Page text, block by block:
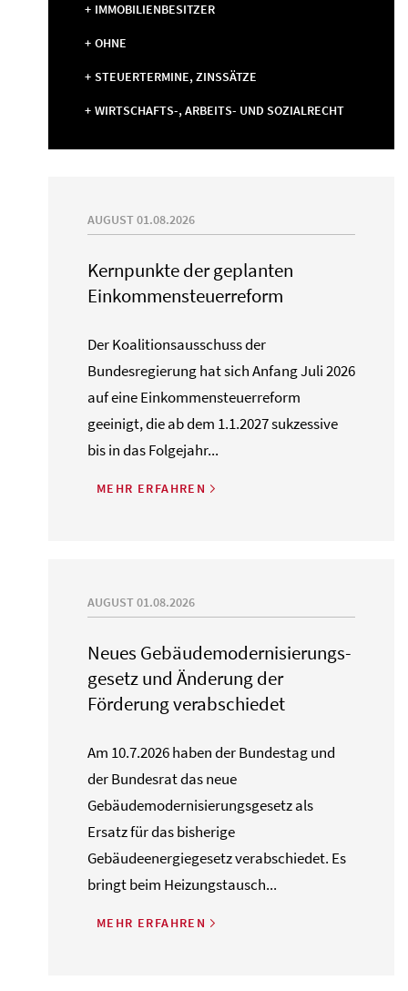
IMMOBILIENBESITZER
OHNE
STEUERTERMINE, ZINSSÄTZE
WIRTSCHAFTS-, ARBEITS- UND SOZIALRECHT
AUGUST 01.08.2026
Kernpunkte der geplanten
Einkommensteuerreform
Der Koalitionsausschuss der
Bundesregierung hat sich Anfang Juli 2026
auf eine Einkommensteuerreform
geeinigt, die ab dem 1.1.2027 sukzessive
bis in das Folgejahr...
MEHR ERFAHREN
AUGUST 01.08.2026
Neues Gebäude­moderni­sierungs­
gesetz und Änderung der
Förderung verabschiedet
Am 10.7.2026 haben der Bundestag und
der Bundesrat das neue
Gebäudemodernisierungsgesetz als
Ersatz für das bisherige
Gebäudeenergiegesetz verabschiedet. Es
bringt beim Heizungstausch...
MEHR ERFAHREN